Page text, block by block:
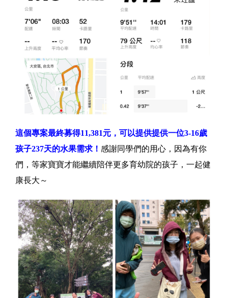
這個專案最終募得11,381元，可以提供提供一位3-16歲
孩子237天的水果需求！ 感謝同學們的用心，因為有你
們，等家寶寶才能繼續陪伴更多育幼院的孩子，一起健
康長大～